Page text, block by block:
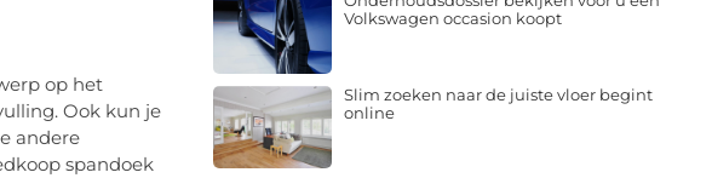
op het
Ook kun je
andere
spandoek
Volkswagen occasion koopt
Slim zoeken naar de juiste vloer begint
online